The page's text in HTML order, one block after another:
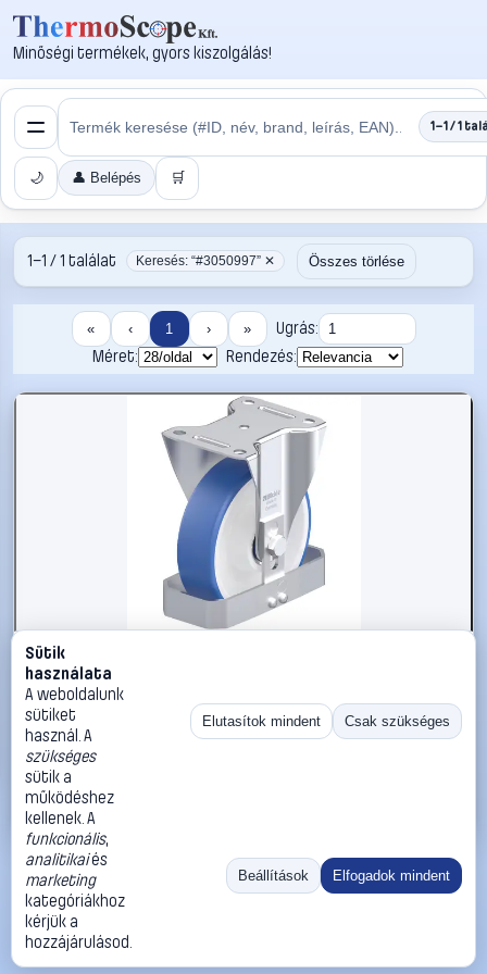
Minőségi termékek, gyors kiszolgálás!
1–1 / 1
🌙 👤 Belépés 🛒
1–1 / 1 találat Keresés: “#3050997” ✕ Összes törlése
« ‹ 1 › »
Ugrás:
Méret:
Rendezés:
#3050997
Blickle 947906 B-POTHS 160XK-FS Acéllemez rögzített
görgő KerékØ: 160 mm Teherbírás (max.): 400 kg 1 db
Blickle Görgők, kerekek
76 990 Ft
Kosárba
«
Ugrás:
Méret:
Rendezés:
©2026
ThermoScope
ÁSZF
Cégbemutató
Sütik
használata
A weboldalunk
sütiket
használ. A
szükséges
sütik a
működéshez
kellenek. A
funkcionális,
analitikaiés
marketing
kategóriákhoz
kérjük a
hozzájárulásod.
Elutasítok mindent Csak szükséges
Beállítások Elfogadok mindent